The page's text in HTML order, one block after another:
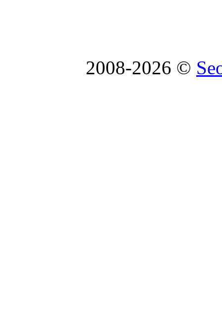
2008-2026 ©